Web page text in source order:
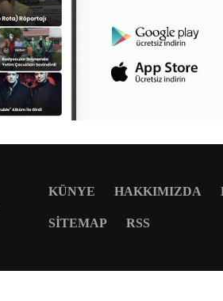
KÜNYE HAKKIMIZDA
SITEMAP RSS